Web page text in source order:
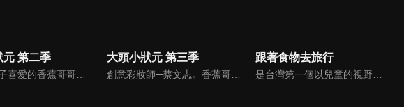
元 第二季
由深受孩子喜愛的香蕉哥哥林掄元遍訪全台，帶領小朋友認識台灣各地的技藝達人，介紹日常生活中息息相關的行業。
大頭小狀元 第三季
創意彩妝師─蔡文志。香蕉哥哥扮演成一個老婆婆，大頭嚇了一跳，於是香蕉哥哥介紹了化妝師─Tommy給大頭認識。Tommy帶香蕉哥哥、大頭一起參觀Tommy幫學生上課的情形，Tommy和香蕉哥哥舉行創意彩妝PK賽。
跟著食物去旅行
是台灣第一個以兒童的視野，帶領大家到食材的產地，了解食材生長的過程，以及農夫種植、養殖的辛苦，深具教育意義節目。透過長達三個月至半年的產地體驗，從一顆種子變成一桌子的菜，讓孩子更能深刻體會到生命的歷程，對食物營養、食品安全的認識，以及食文化的傳承、與環境的調和、對食物的感恩之心。